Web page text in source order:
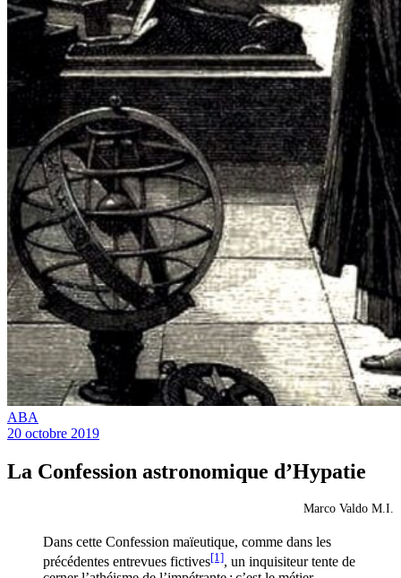
ABA
20 octobre 2019
La Confession astronomique d’Hypatie
Marco Valdo M.I.
Dans cette Confession maïeutique, comme dans les
précédentes entrevues fictives[1], un inquisiteur tente de